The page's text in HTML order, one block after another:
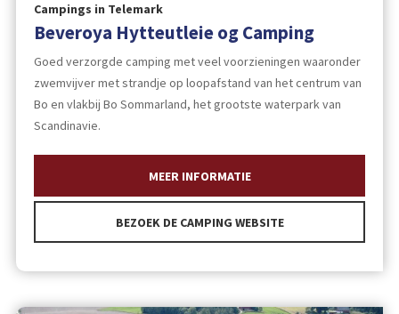
Campings in Telemark
Beveroya Hytteutleie og Camping
Goed verzorgde camping met veel voorzieningen waaronder
zwemvijver met strandje op loopafstand van het centrum van
Bo en vlakbij Bo Sommarland, het grootste waterpark van
Scandinavie.
MEER INFORMATIE
BEZOEK DE CAMPING WEBSITE